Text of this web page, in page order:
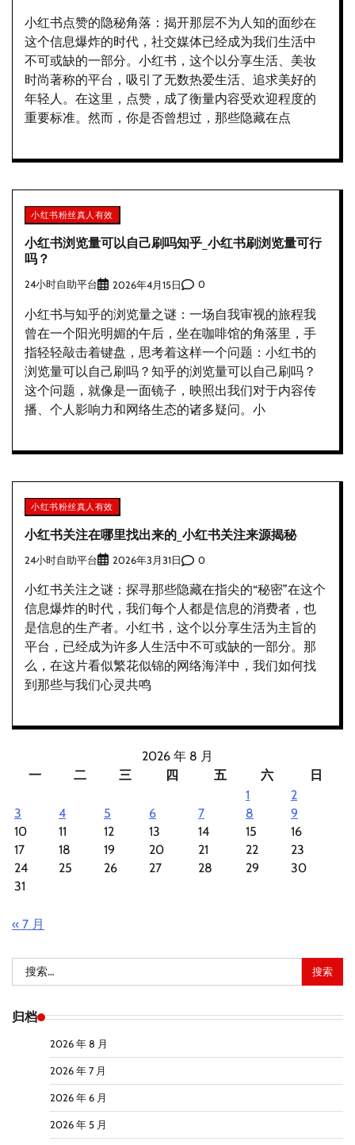
小红书点赞的隐秘角落：揭开那层不为人知的面纱在
这个信息爆炸的时代，社交媒体已经成为我们生活中
不可或缺的一部分。小红书，这个以分享生活、美妆
时尚著称的平台，吸引了无数热爱生活、追求美好的
年轻人。在这里，点赞，成了衡量内容受欢迎程度的
重要标准。然而，你是否曾想过，那些隐藏在点
小红书粉丝真人有效
小红书浏览量可以自己刷吗知乎_小红书刷浏览量可行
吗？
24小时自助平台 2026年4月15日 0
小红书与知乎的浏览量之谜：一场自我审视的旅程我
曾在一个阳光明媚的午后，坐在咖啡馆的角落里，手
指轻轻敲击着键盘，思考着这样一个问题：小红书的
浏览量可以自己刷吗？知乎的浏览量可以自己刷吗？
这个问题，就像是一面镜子，映照出我们对于内容传
播、个人影响力和网络生态的诸多疑问。小
小红书粉丝真人有效
小红书关注在哪里找出来的_小红书关注来源揭秘
24小时自助平台 2026年3月31日 0
小红书关注之谜：探寻那些隐藏在指尖的“秘密”在这个
信息爆炸的时代，我们每个人都是信息的消费者，也
是信息的生产者。小红书，这个以分享生活为主旨的
平台，已经成为许多人生活中不可或缺的一部分。那
么，在这片看似繁花似锦的网络海洋中，我们如何找
到那些与我们心灵共鸣
2026 年 8 月
一
二 三 四 五 六
日
1
2
3
4 5 6 7 8
9
10
11 12 13 14 15
16
17
18 19 20 21 22
23
24
25 26 27 28 29
30
31
« 7 月
索：
归档
2026 年 8 月
2026 年 7 月
2026 年 6 月
2026 年 5 月